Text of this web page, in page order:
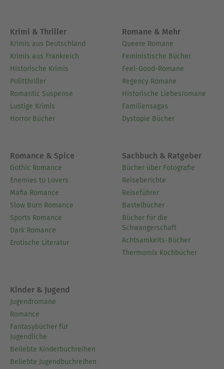
Krimi & Thriller
Krimis aus Deutschland
Krimis aus Frankreich
Historische Krimis
Politthriller
Romantic Suspense
Lustige Krimis
Horror Bücher
Romane & Mehr
Queere Romane
Feministische Bücher
Feel-Good-Romane
Regency Romane
Historische Liebesromane
Familiensagas
Dystopie Bücher
Romance & Spice
Gothic Romance
Enemies to Lovers
Mafia Romance
Slow Burn Romance
Sports Romance
Dark Romance
Erotische Literatur
Sachbuch & Ratgeber
Bücher über Fotografie
Reiseberichte
Reiseführer
Bastelbücher
Bücher für die
Schwangerschaft
Achtsamkeits-Bücher
Thermomix Kochbücher
Kinder & Jugend
Jugendromane
Romance
Fantasybücher für
Jugendliche
Beliebte Kinderbuchreihen
Beliebte Jugendbuchreihen